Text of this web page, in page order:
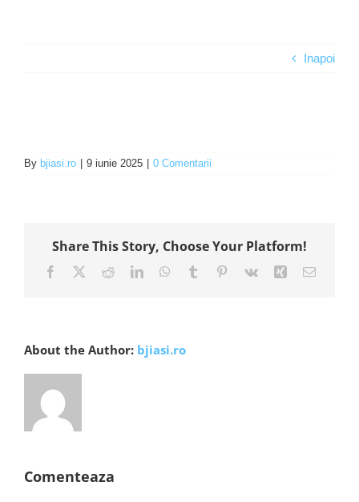
Inapoi
By bjiasi.ro 9 iunie 2025 0 Comentarii
Share This Story, Choose Your Platform!
Facebook RedditLinkedInWhatsApp
Tumblr Pinterest
Vk Xing E-
About the Author: bjiasi.ro
Comenteaza